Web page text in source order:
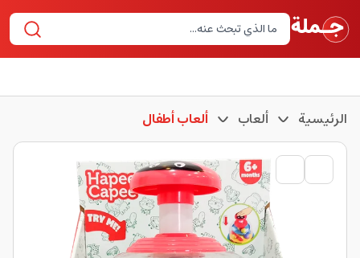
الرئيسية ألعاب ألعاب أطفال